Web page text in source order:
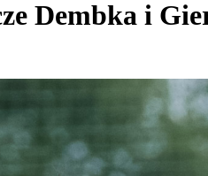
Dembka i